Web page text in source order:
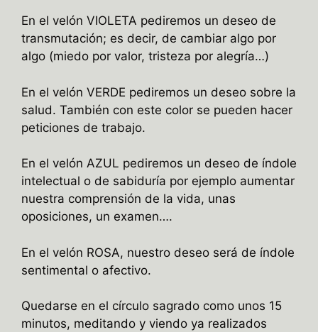
En el velón VIOLETA pediremos un deseo de
transmutación; es decir, de cambiar algo por
algo (miedo por valor, tristeza por alegría…)
En el velón VERDE pediremos un deseo sobre la
salud. También con este color se pueden hacer
peticiones de trabajo.
En el velón AZUL pediremos un deseo de índole
intelectual o de sabiduría por ejemplo aumentar
nuestra comprensión de la vida, unas
oposiciones, un examen….
En el velón ROSA, nuestro deseo será de índole
sentimental o afectivo.
Quedarse en el círculo sagrado como unos 15
minutos, meditando y viendo ya realizados